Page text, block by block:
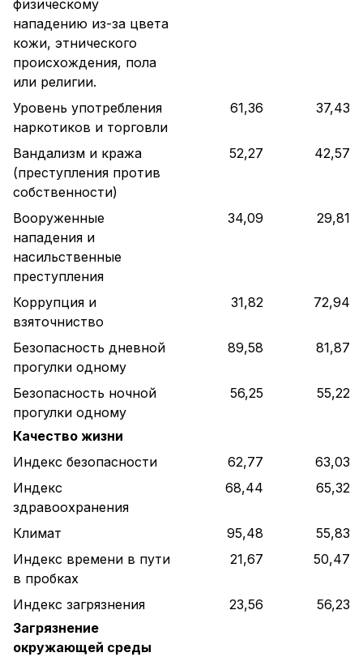
физическому
нападению из-за цвета
кожи, этнического
происхождения, пола
или религии.
Уровень употребления
наркотиков и торговли
61,36 37,43
Вандализм и кража
(преступления против
собственности)
52,27 42,57
Вооруженные
нападения и
насильственные
преступления
34,09 29,81
Коррупция и
взяточниство
31,82 72,94
Безопасность дневной
прогулки одному
89,58 81,87
Безопасность ночной
прогулки одному
56,25 55,22
Качество жизни
Индекс безопасности
62,77
63,03
Индекс
здравоохранения
68,44 65,32
Климат 95,48
55,83
Индекс времени в пути
в пробках
21,67 50,47
Индекс загрязнения 23,56
56,23
Загрязнение
окружающей среды